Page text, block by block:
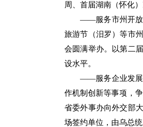
周、首届湖南（怀化
——服务市州开放
旅游节（汨罗）等市
会圆满举办。以第二
设水平。
——服务企业发展
作机制创新等事项，
省委外事办向外交部
场签约单位，由乌总统